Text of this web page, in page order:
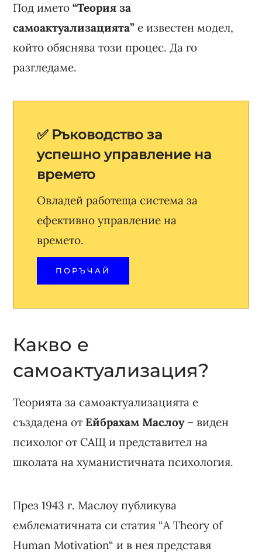
Под името“Теория за
самоактуализацията” е известен модел,
който обяснява този процес. Да го
разгледаме.
✅ Ръководство за
успешно управление на
времето
Овладей работеща система за
ефективно управление на
времето.
ПОРЪЧАЙ
Какво е
самоактуализация?
Теорията за самоактуализацията е
създадена от Ейбрахам Маслоу– виден
психолог от САЩ и представител на
школата на хуманистичната психология.
През 1943 г. Маслоу публикува
емблематичната си статия “A Theory of
Human Motivation“ и в нея представя